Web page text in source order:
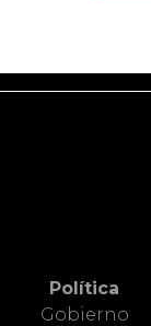
Política
Gobierno